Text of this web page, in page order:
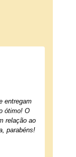
entregam
ótimo! O
relação ao
parabéns!